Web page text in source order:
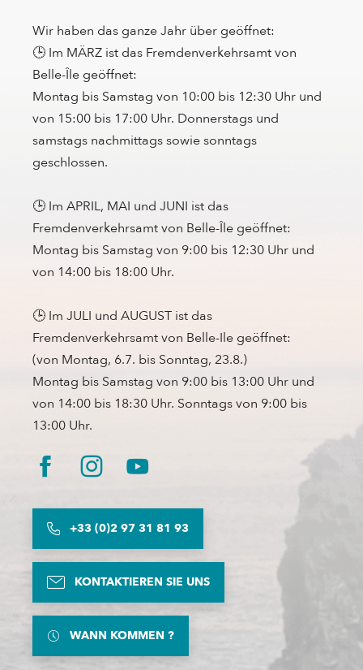
Wir haben das ganze Jahr über geöffnet:
🕒 Im MÄRZ ist das Fremdenverkehrsamt von
Belle-Île geöffnet:
Montag bis Samstag von 10:00 bis 12:30 Uhr und
von 15:00 bis 17:00 Uhr. Donnerstags und
samstags nachmittags sowie sonntags
geschlossen.
🕒 Im APRIL, MAI und JUNI ist das
Fremdenverkehrsamt von Belle-Île geöffnet:
Montag bis Samstag von 9:00 bis 12:30 Uhr und
von 14:00 bis 18:00 Uhr.
🕒 Im JULI und AUGUST ist das
Fremdenverkehrsamt von Belle-Ile geöffnet:
(von Montag, 6.7. bis Sonntag, 23.8.)
Montag bis Samstag von 9:00 bis 13:00 Uhr und
von 14:00 bis 18:30 Uhr. Sonntags von 9:00 bis
13:00 Uhr.
+33 (0)2 97 31 81 93
KONTAKTIEREN SIE UNS
WANN KOMMEN ?